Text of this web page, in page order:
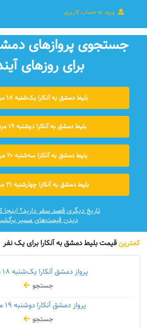
ورود به حساب کاربری
جستجوی پروازهای
برای روزهای
بلیط دمشق به آنکارا یک‌شنبه ۱۸ مرداد
بلیط دمشق به آنکارا دوشنبه ۱۹ مرداد
بلیط دمشق به آنکارا سه‌شنبه ۲۰ مرداد
بلیط دمشق به آنکارا چهارشنبه ۲۱ مرداد
تاریخ دیگری قصد سفر دارید؟ اینجا
دیدن قیمت‌های مسیر
کمترینقیمت بلیط دمشق به آنکارا برای یک نفر
پرواز دمشق آنکارا یک‌شنبه
جستجو
پرواز دمشق آنکارا دوشنبه
جستجو